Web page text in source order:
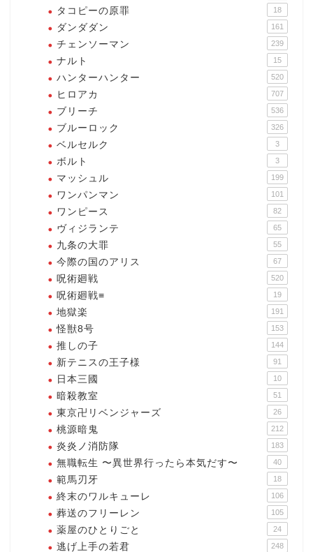
タコピーの原罪 18
ダンダダン 161
チェンソーマン 239
ナルト 15
ハンターハンター 520
ヒロアカ 707
ブリーチ 536
ブルーロック 326
ベルセルク 3
ボルト 3
マッシュル 199
ワンパンマン 101
ワンピース 82
ヴィジランテ 65
九条の大罪 55
今際の国のアリス 67
呪術廻戦 520
呪術廻戦≡ 19
地獄楽 191
怪獣8号 153
推しの子 144
新テニスの王子様 91
日本三國 10
暗殺教室 51
東京卍リベンジャーズ 26
桃源暗鬼 212
炎炎ノ消防隊 183
無職転生 〜異世界行ったら本気だす〜 40
範馬刃牙 18
終末のワルキューレ 106
葬送のフリーレン 105
薬屋のひとりごと 24
逃げ上手の若君 248